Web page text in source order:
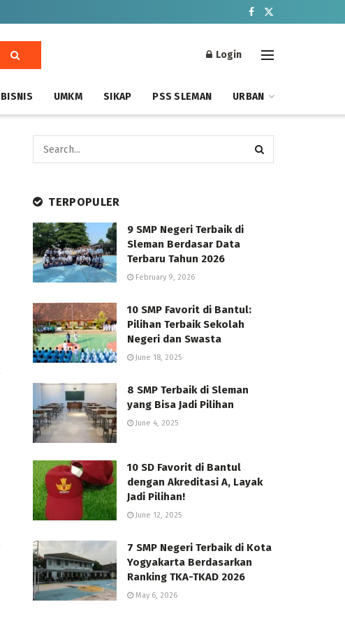
Login
BISNIS UMKM SIKAP PSS SLEMAN URBAN
TERPOPULER
9 SMP Negeri Terbaik di
Sleman Berdasar Data
Terbaru Tahun 2026
February 9, 2026
10 SMP Favorit di Bantul:
Pilihan Terbaik Sekolah
Negeri dan Swasta
June 18, 2025
8 SMP Terbaik di Sleman
yang Bisa Jadi Pilihan
June 4, 2025
10 SD Favorit di Bantul
dengan Akreditasi A, Layak
Jadi Pilihan!
June 12, 2025
7 SMP Negeri Terbaik di Kota
Yogyakarta Berdasarkan
Ranking TKA-TKAD 2026
May 6, 2026